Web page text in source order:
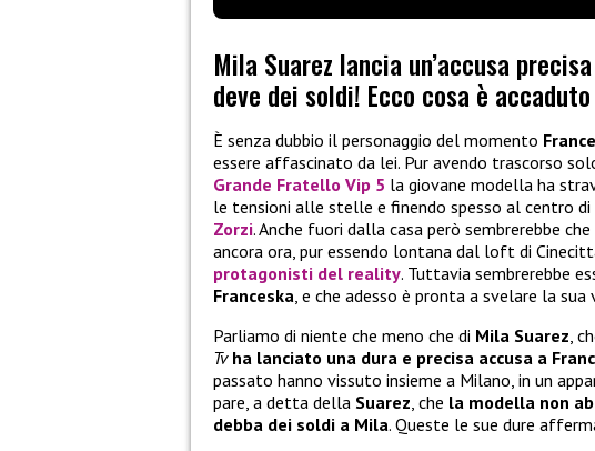
Mila Suarez lancia un’accusa
deve dei soldi! Ecco cosa è
È senza dubbio il personaggio del momento
essere affascinato da lei. Pur avendo trascorso
Grande Fratello Vip 5 la giovane modella ha
le tensioni alle stelle e finendo spesso al centro
Zorzi. Anche fuori dalla casa però sembrerebbe
ancora ora, pur essendo lontana dal loft di
protagonisti del reality. Tuttavia sembrerebbe
Franceska, e che adesso è pronta a svelare la sua
Parliamo di niente che meno che di Mila Suarez,
Tv ha lanciato una dura e precisa accusa a
passato hanno vissuto insieme a Milano, in un
pare, a detta della Suarez, che la modella non
debba dei soldi a Mila. Queste le sue dure